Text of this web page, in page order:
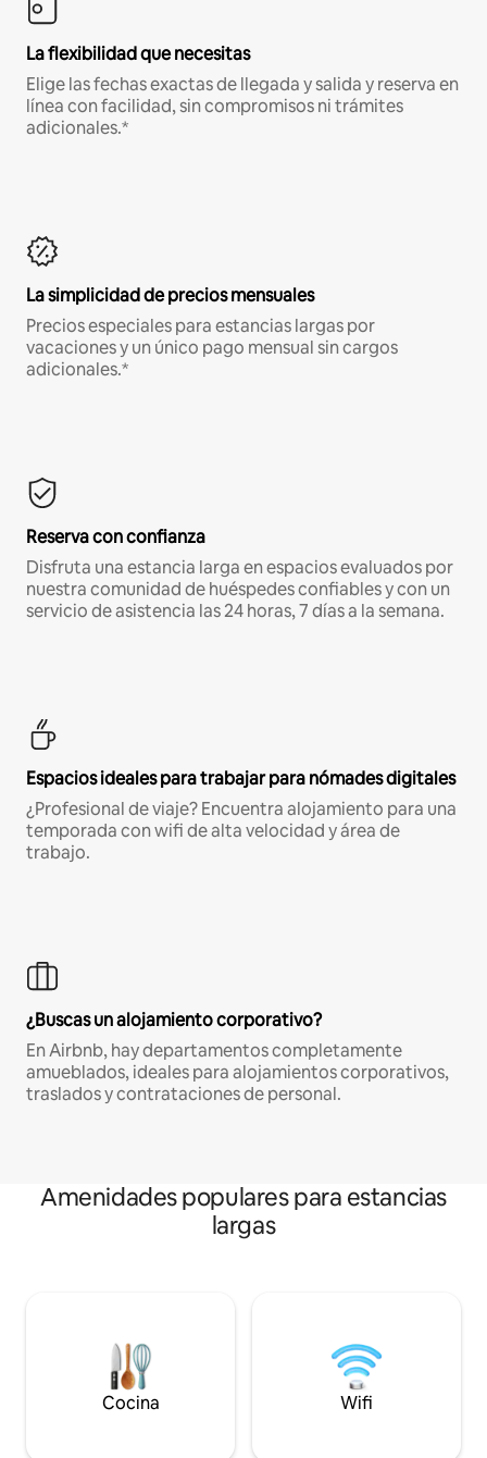
La flexibilidad que necesitas
Elige las fechas exactas de llegada y salida y reserva en
línea con facilidad, sin compromisos ni trámites
adicionales.*
La simplicidad de precios mensuales
Precios especiales para estancias largas por
vacaciones y un único pago mensual sin cargos
adicionales.*
Reserva con confianza
Disfruta una estancia larga en espacios evaluados por
nuestra comunidad de huéspedes confiables y con un
servicio de asistencia las 24 horas, 7 días a la semana.
Espacios ideales para trabajar para nómades digitales
¿Profesional de viaje? Encuentra alojamiento para una
temporada con wifi de alta velocidad y área de
trabajo.
¿Buscas un alojamiento corporativo?
En Airbnb, hay departamentos completamente
amueblados, ideales para alojamientos corporativos,
traslados y contrataciones de personal.
Amenidades populares para estancias
largas
Cocina Wifi